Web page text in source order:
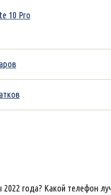
10 Pro
года? Какой телефон